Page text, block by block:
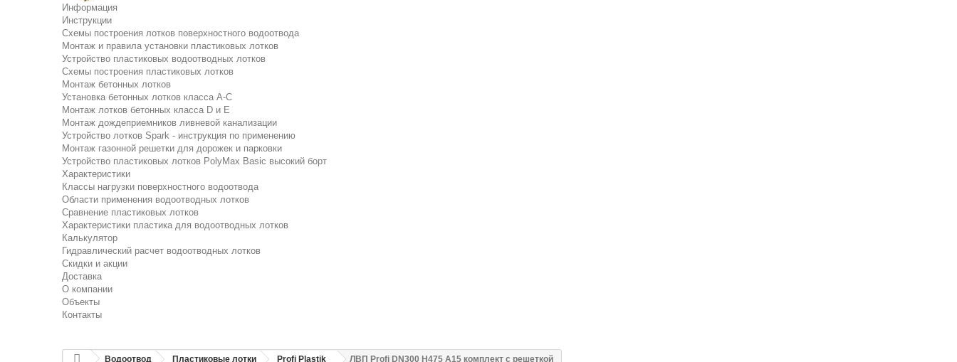
Информация
Инструкции
Схемы построения лотков поверхностного водоотвода
Монтаж и правила установки пластиковых лотков
Устройство пластиковых водоотводных лотков
Схемы построения пластиковых лотков
Монтаж бетонных лотков
Установка бетонных лотков класса A-C
Монтаж лотков бетонных класса D и E
Монтаж дождеприемников ливневой канализации
Устройство лотков Spark - инструкция по применению
Монтаж газонной решетки для дорожек и парковки
Устройство пластиковых лотков PolyMax Basic высокий борт
Характеристики
Классы нагрузки поверхностного водоотвода
Области применения водоотводных лотков
Сравнение пластиковых лотков
Характеристики пластика для водоотводных лотков
Калькулятор
Гидравлический расчет водоотводных лотков
Скидки и акции
Доставка
О компании
Объекты
Контакты
Водоотвод Пластиковые лотки Profi Plastik ЛВП Profi DN300 H475 A15 комплект с решеткой